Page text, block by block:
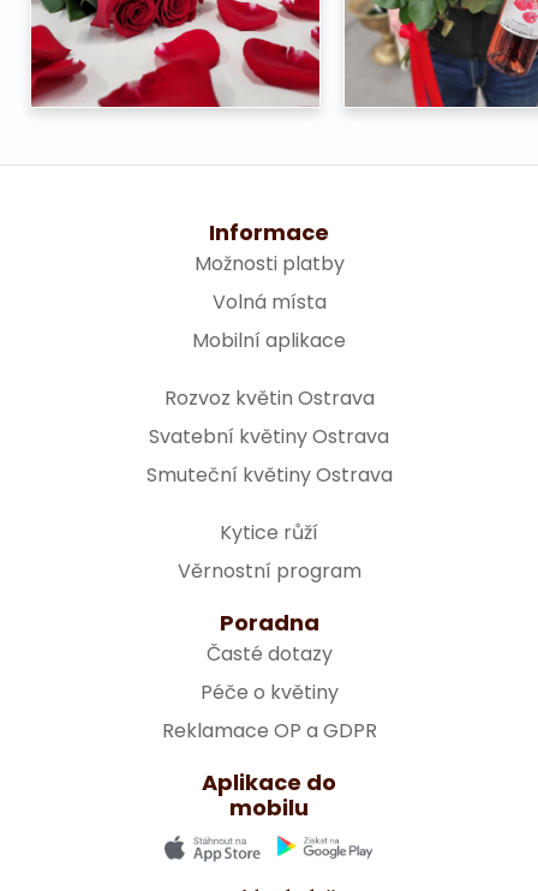
Informace
Možnosti platby
Volná místa
Mobilní aplikace
Rozvoz květin Ostrava
Svatební květiny Ostrava
Smuteční květiny Ostrava
Kytice růží
Věrnostní program
Poradna
Časté dotazy
Péče o květiny
Reklamace OP a GDPR
Aplikace do
mobilu